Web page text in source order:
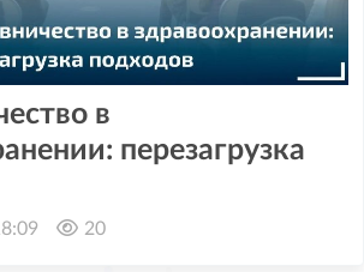
в
перезагрузка
20